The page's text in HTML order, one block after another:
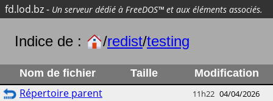
fd.lod.bz- Un serveur dédié à FreeDOS™ et aux éléments associés.
Indice de : /redist/testing
Nom de fichier Taille Modification
Répertoire parent 11h22 04/04/2026